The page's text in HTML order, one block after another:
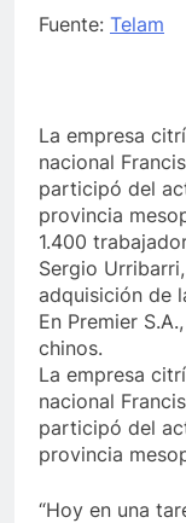
Fuente: Telam
La empresa
nacional
participó del
provincia
1.400
Sergio
adquisición de
En Premier
chinos.
La empresa
nacional
participó del
provincia
“Hoy en una